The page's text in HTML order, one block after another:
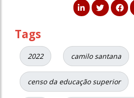
Tags
2022 camilo santana
censo da educação superior